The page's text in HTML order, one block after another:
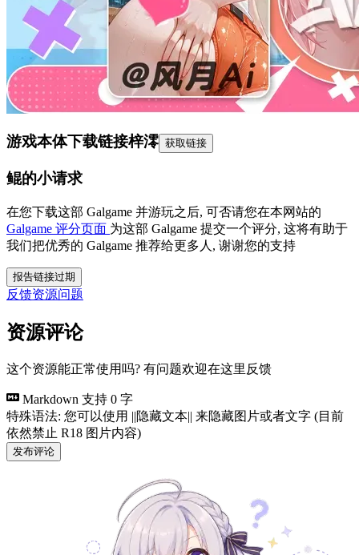
游戏本体下载链接梓澪 获取链接
鲲的小请求
在您下载这部 Galgame 并游玩之后, 可否请您在本网站的
Galgame 评分页面 为这部 Galgame 提交一个评分, 这将有助于
我们把优秀的 Galgame 推荐给更多人, 谢谢您的支持
报告链接过期
反馈资源问题
资源评论
这个资源能正常使用吗? 有问题欢迎在这里反馈
Markdown 支持 0 字
特殊语法: 您可以使用 ||隐藏文本|| 来隐藏图片或者文字 (目前
依然禁止 R18 图片内容)
发布评论